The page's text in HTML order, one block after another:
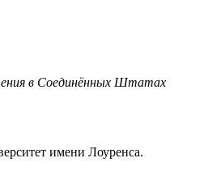
в Соединённых Штатах
имени Лоуренса.